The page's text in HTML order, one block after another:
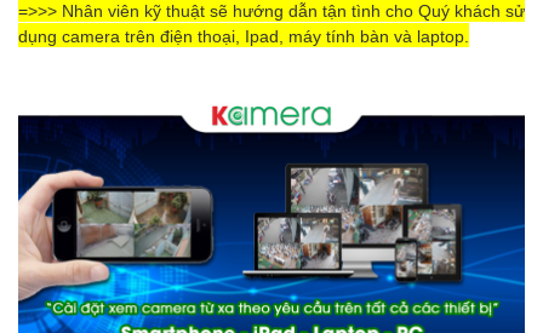
=>>> Nhân viên kỹ thuật sẽ hướng dẫn tận tình cho Quý khách sử
dụng camera trên điện thoại, Ipad, máy tính bàn và laptop.